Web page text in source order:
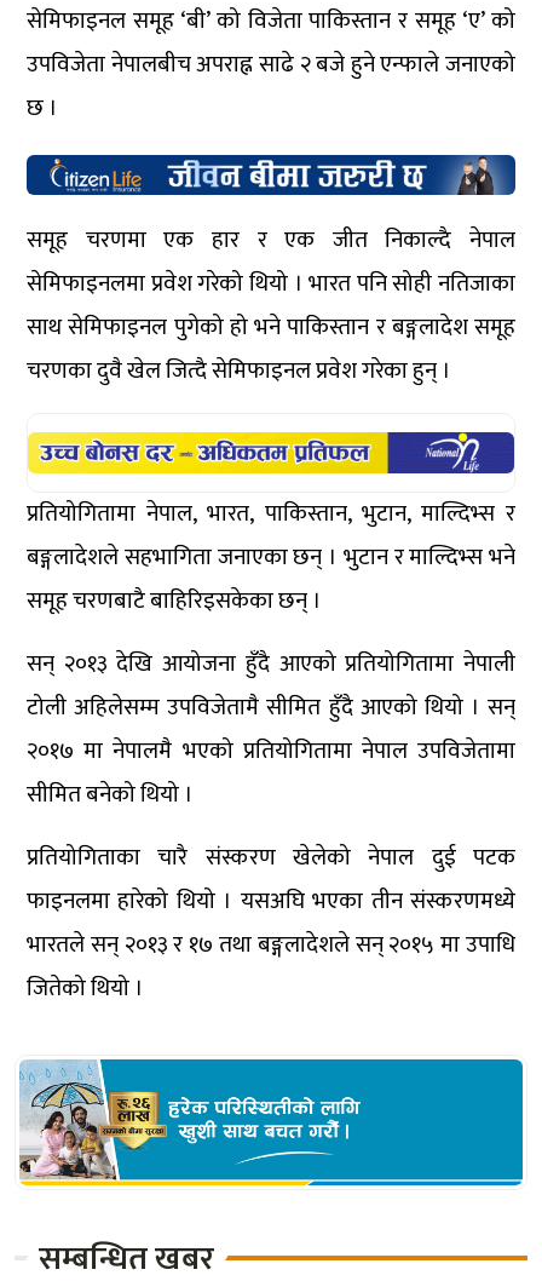
सेमिफाइनल समूह ‘बी’ को विजेता पाकिस्तान र समूह ‘ए’ को
उपविजेता नेपालबीच अपराह्न साढे २ बजे हुने एन्फाले जनाएको
छ ।
समूह चरणमा एक हार र एक जीत निकाल्दै नेपाल
सेमिफाइनलमा प्रवेश गरेको थियो । भारत पनि सोही नतिजाका
साथ सेमिफाइनल पुगेको हो भने पाकिस्तान र बङ्गलादेश समूह
चरणका दुवै खेल जित्दै सेमिफाइनल प्रवेश गरेका हुन् ।
प्रतियोगितामा नेपाल, भारत, पाकिस्तान, भुटान, माल्दिभ्स र
बङ्गलादेशले सहभागिता जनाएका छन् । भुटान र माल्दिभ्स भने
समूह चरणबाटै बाहिरिइसकेका छन् ।
सन् २०१३ देखि आयोजना हुँदै आएको प्रतियोगितामा नेपाली
टोली अहिलेसम्म उपविजेतामै सीमित हुँदै आएको थियो । सन्
२०१७ मा नेपालमै भएको प्रतियोगितामा नेपाल उपविजेतामा
सीमित बनेको थियो ।
प्रतियोगिताका चारै संस्करण खेलेको नेपाल दुई पटक
फाइनलमा हारेको थियो । यसअघि भएका तीन संस्करणमध्ये
भारतले सन् २०१३ र १७ तथा बङ्गलादेशले सन् २०१५ मा उपाधि
जितेको थियो ।
सम्बन्धित खबर